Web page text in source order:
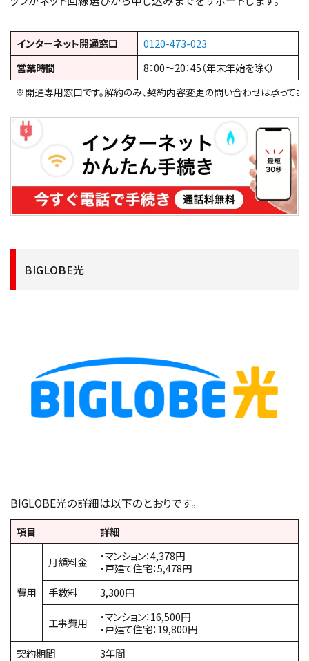
インターネット開通窓口
0120-473-023
営業時間
8：00～20：45（年末年始を除く）
※開通専用窓口です。解約のみ、契約内容変更の問い合わせは承ってお
BIGLOBE光
BIGLOBE光の詳細は以下のとおりです。
項目 詳細
費用
月額料金
・マンション：4,378円
・戸建て住宅：5,478円
手数料
3,300円
工事費用
・マンション：16,500円
・戸建て住宅：19,800円
契約期間
3年間